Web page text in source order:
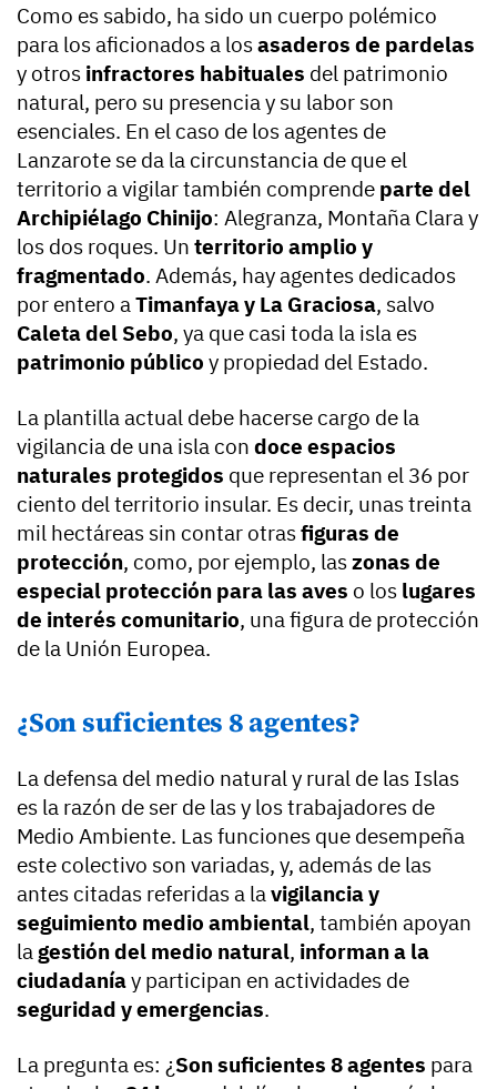
Como es sabido, ha sido un cuerpo polémico
para los aficionados a losasaderos de pardelas
y otros infractores habituales del patrimonio
natural, pero su presencia y su labor son
esenciales. En el caso de los agentes de
Lanzarote se da la circunstancia de que el
territorio a vigilar también comprende parte del
Archipiélago Chinijo: Alegranza, Montaña Clara y
los dos roques. Un territorio amplio y
fragmentado. Además, hay agentes dedicados
por entero a Timanfaya y La Graciosa, salvo
Caleta del Sebo, ya que casi toda la isla es
patrimonio público y propiedad del Estado.
La plantilla actual debe hacerse cargo de la
vigilancia de una isla con doce espacios
naturales protegidos que representan el 36 por
ciento del territorio insular. Es decir, unas treinta
mil hectáreas sin contar otrasfiguras de
protección, como, por ejemplo, laszonas de
especial protección para las aves o los lugares
de interés comunitario, una figura de protección
de la Unión Europea.
¿Son suficientes 8 agentes?
La defensa del medio natural y rural de las Islas
es la razón de ser de las y los trabajadores de
Medio Ambiente. Las funciones que desempeña
este colectivo son variadas, y, además de las
antes citadas referidas a la vigilancia y
seguimiento medio ambiental, también apoyan
la gestión del medio natural, informan a la
ciudadaníay participan en actividades de
seguridad y emergencias.
La pregunta es: ¿Son suficientes 8 agentes para